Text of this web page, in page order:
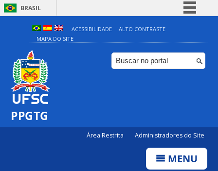
BRASIL
Simplifique!
Comunica BR
Participe
ACESSIBILIDADE
ALTO CONTRASTE
MAPA DO SITE
PPGTG
Área Restrita Administradores do Site
MENU